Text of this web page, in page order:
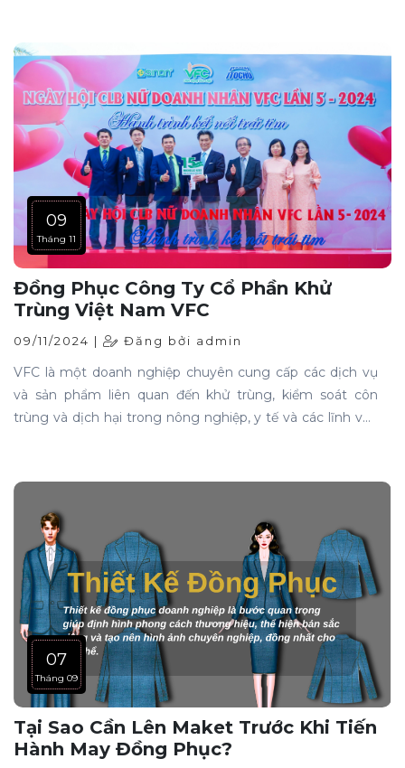
vest cưới "gây bão" trong năm nay nhé!
09
Tháng 11
Đồng Phục Công Ty Cổ Phần Khử
Trùng Việt Nam VFC
09/11/2024 | Đăng bởi admin
VFC là một doanh nghiệp chuyên cung cấp các dịch vụ
và sản phẩm liên quan đến khử trùng, kiểm soát côn
trùng và dịch hại trong nông nghiệp, y tế và các lĩnh vực
doanh nghiệp.
07
Tháng 09
Tại Sao Cần Lên Maket Trước Khi Tiến
Hành May Đồng Phục?